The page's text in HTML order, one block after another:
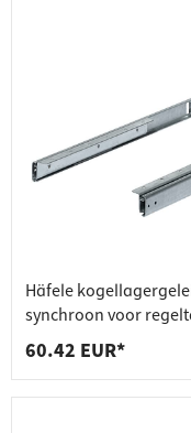
Häfele
synchroon voor
60.42 EUR*